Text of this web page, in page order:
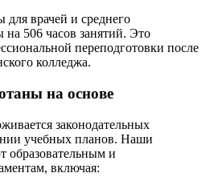
врачей и среднего
на 506 часов занятий. Это
переподготовки после
колледжа.
на основе
законодательных
учебных планов. Наши
образовательным и
включая: